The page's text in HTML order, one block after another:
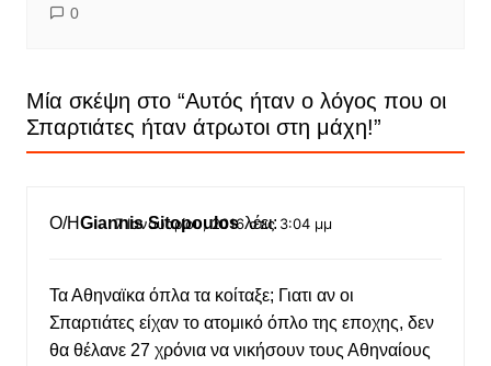
0
Μία σκέψη στο “Αυτός ήταν ο λόγος που οι
Σπαρτιάτες ήταν άτρωτοι στη μάχη!”
Ο/ΗGiannis Sitopoulos λέει:
7 Ιανουαρίου, 2016 στις 3:04 μμ
Τα Αθηναϊκα όπλα τα κοίταξε; Γιατι αν οι
Σπαρτιάτες είχαν το ατομικό όπλο της εποχης, δεν
θα θέλανε 27 χρόνια να νικήσουν τους Αθηναίους